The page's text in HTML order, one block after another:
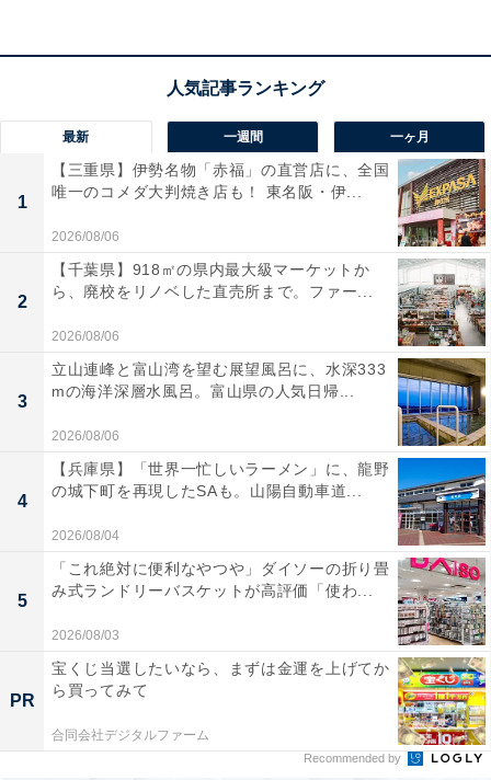
睡眠8時間は必須。勉強内容を取捨選択して
学年が上がれば上がるほど、入試本番が近づけば近づく
ほど、睡眠が大事だとわかっていても睡眠時間を削っ
て、塾の宿題などを終わらせようとする人も多いのでは
ないでしょうか。しかし、夜遅くまで勉強していると集
中力が下がり、理解力も落ちます。
子どもの勉強につきあうことで保護者の睡眠時間も減
り、親子ともに睡眠不足になると、些細なことで口論に
なりがちです。そうすると神経がささくれ立って、関係
が悪化するなんてこともあるかもしれません。
最新 一週間 一ヶ月
1
【三重県】伊勢名物「赤福」の直営店に、全国
唯一のコメダ大判焼き店も！ 東名阪・伊...
2026/08/06
2
【千葉県】918㎡の県内最大級マーケットか
ら、廃校をリノベした直売所まで。ファー...
2026/08/06
3
立山連峰と富山湾を望む展望風呂に、水深333
mの海洋深層水風呂。富山県の人気日帰...
2026/08/06
4
【兵庫県】「世界一忙しいラーメン」に、龍野
の城下町を再現したSAも。山陽自動車道...
2026/08/04
5
「これ絶対に便利なやつや」ダイソーの折り畳
み式ランドリーバスケットが高評価「使わ...
2026/08/03
PR
宝くじ当選したいなら、まずは金運を上げてか
ら買ってみて
合同会社デジタルファーム
Recommended by